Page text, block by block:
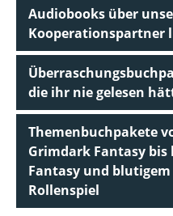
Audiobooks über
Kooperationspartner
die ihr nie gelesen
Themenbuchpakete
Grimdark Fantasy bis
Fantasy und
Rollenspiel